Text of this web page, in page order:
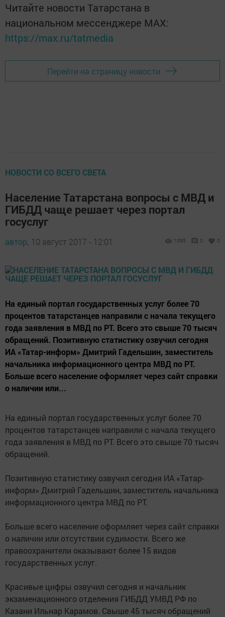
Читайте новости Татарстана в
национальном мессенджере MАХ:
https://max.ru/tatmedia
Перейти на страницу новости
НОВОСТИ СО ВСЕГО СВЕТА
Население Татарстана вопросы с МВД и
ГИБДД чаще решает через портал
госуслуг
автор, 10 август 2017 - 12:01 1095 0 0
На единый портал государственных услуг более 70
процентов татарстанцев направили с начала текущего
года заявления в МВД по РТ. Всего это свыше 70 тысяч
обращений. Позитивную статистику озвучил сегодня
ИА «Татар-информ» Дмитрий Гадельшин, заместитель
начальника информационного центра МВД по РТ.
Больше всего население оформляет через сайт справки
о наличии или...
На единый портал государственных услуг более 70
процентов татарстанцев направили с начала текущего
года заявления в МВД по РТ. Всего это свыше 70 тысяч
обращений.
Позитивную статистику озвучил сегодня ИА «Татар-
информ» Дмитрий Гадельшин, заместитель начальника
информационного центра МВД по РТ.
Больше всего население оформляет через сайт справки
о наличии или отсутствии судимости. Всего же
правоохранители оказывают более 15 видов
государственных услуг.
Красивые цифры озвучил сегодня и начальник
экзаменационного отделения ГИБДД УМВД РФ по
Казани Ильнар Карамов. Свыше 45 тысяч обращений